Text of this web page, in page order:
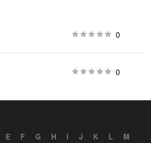
0
0
E F G H I J K L
M